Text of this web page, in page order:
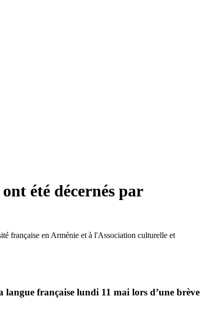
été décernés par
française en Arménie et à l'Association culturelle et
langue française lundi 11 mai lors d’une brève